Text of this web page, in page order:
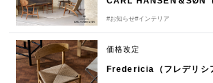
#お知らせ#インテリア
価格改定